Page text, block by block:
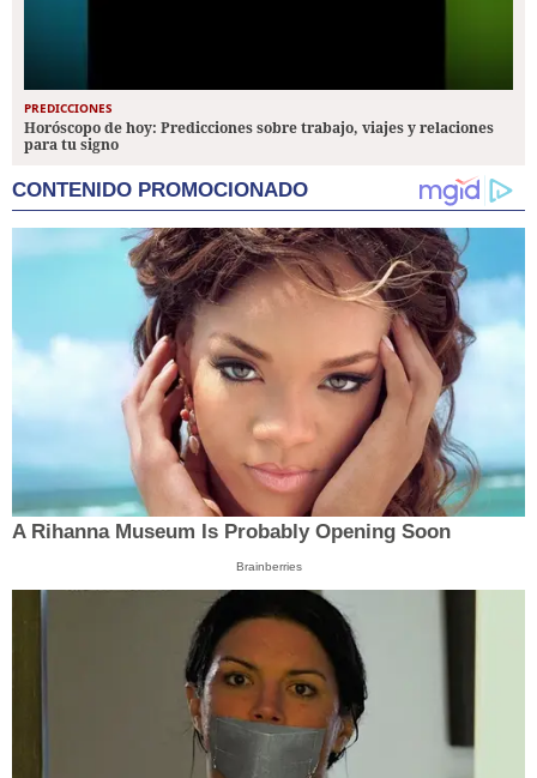
PREDICCIONES
Horóscopo de hoy: Predicciones sobre trabajo, viajes y relaciones
para tu signo
CONTENIDO PROMOCIONADO
A Rihanna Museum Is Probably Opening Soon
Brainberries